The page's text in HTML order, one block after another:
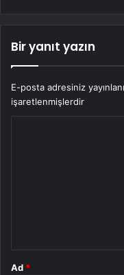
Bir yanıt yazın
E-posta adresiniz
işaretlenmişlerdir
Ad *